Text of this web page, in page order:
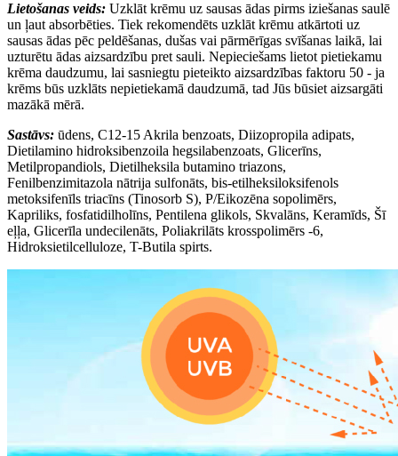
Lietošanas veids: Uzklāt krēmu uz sausas ādas pirms iziešanas saulē
un ļaut absorbēties. Tiek rekomendēts uzklāt krēmu atkārtoti uz
sausas ādas pēc peldēšanas, dušas vai pārmērīgas svīšanas laikā, lai
uzturētu ādas aizsardzību pret sauli. Nepieciešams lietot pietiekamu
krēma daudzumu, lai sasniegtu pieteikto aizsardzības faktoru 50 - ja
krēms būs uzklāts nepietiekamā daudzumā, tad Jūs būsiet aizsargāti
mazākā mērā.
Sastāvs: ūdens, C12-15 Akrila benzoats, Diizopropila adipats,
Dietilamino hidroksibenzoila hegsilabenzoats, Glicerīns,
Metilpropandiols, Dietilheksila butamino triazons,
Fenilbenzimitazola nātrija sulfonāts, bis-etilheksiloksifenols
metoksifenīls triacīns (Tinosorb S), P/Eikozēna sopolimērs,
Kapriliks, fosfatidilholīns, Pentilena glikols, Skvalāns, Keramīds, Šī
eļļa, Glicerīla undecilenāts, Poliakrilāts krosspolimērs -6,
Hidroksietilcelluloze, T-Butila spirts.